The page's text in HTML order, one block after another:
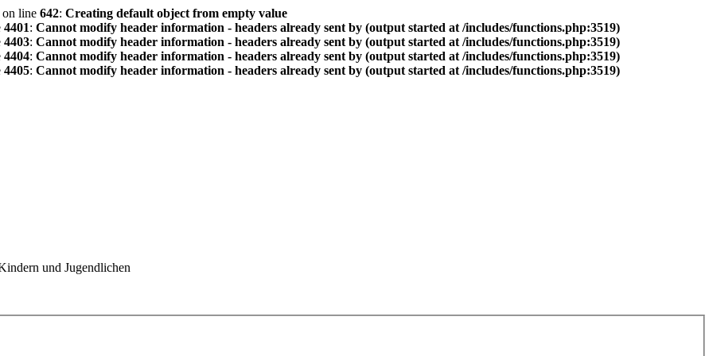
on line 642: Creating default object from empty value
4401: Cannot modify header information - headers already sent by (output started at /includes/functions.php:3519)
4403: Cannot modify header information - headers already sent by (output started at /includes/functions.php:3519)
4404: Cannot modify header information - headers already sent by (output started at /includes/functions.php:3519)
4405: Cannot modify header information - headers already sent by (output started at /includes/functions.php:3519)
und Jugendlichen